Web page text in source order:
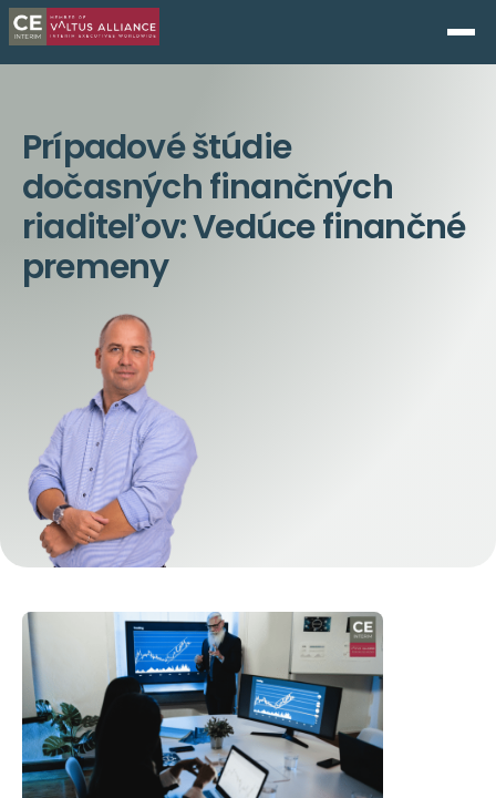
Prípadové štúdie
dočasných finančných
riaditeľov: Vedúce finančné
premeny